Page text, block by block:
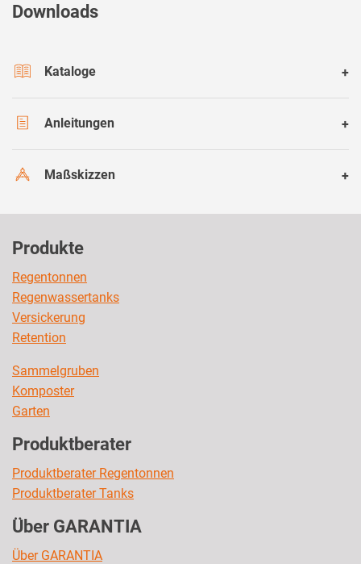
Downloads
Kataloge
Anleitungen
Maßskizzen
Produkte
Regentonnen
Regenwassertanks
Versickerung
Retention
Sammelgruben
Komposter
Garten
Produktberater
Produktberater Regentonnen
Produktberater Tanks
Über GARANTIA
Über GARANTIA